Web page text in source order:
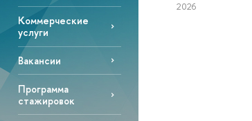
Коммерческие
услуги
Вакансии
Программа
стажировок
2026